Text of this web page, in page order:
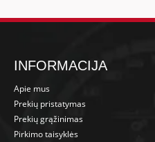
INFORMACIJA
Apie mus
Prekių pristatymas
Prekių grąžinimas
Pirkimo taisyklės